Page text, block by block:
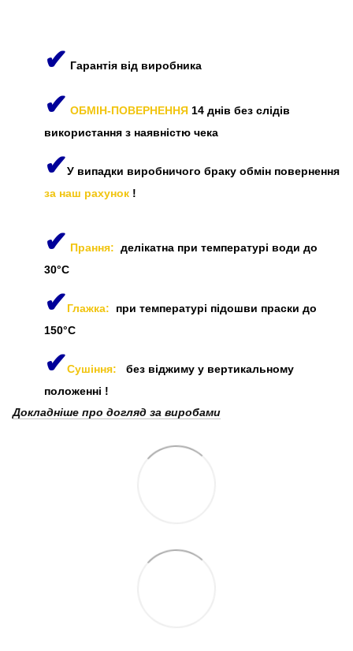
✔ Гарантія від виробника
✔ ОБМІН-ПОВЕРНЕННЯ 14 днів без слідів
використання з наявністю чека
✔У випадки виробничого браку обмін повернення
за наш рахунок !
✔ Прання: делікатна при температурі води до
30°C
✔Глажка: при температурі підошви праски до
150°C
✔Сушіння:
без віджиму у вертикальному
положенні !
Докладніше про догляд за виробами